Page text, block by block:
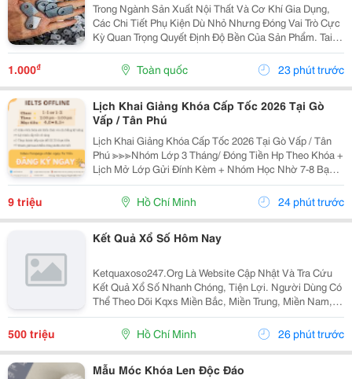
Trong Ngành Sản Xuất Nội Thất Và Cơ Khí Gia Dụng,
Các Chi Tiết Phụ Kiện Dù Nhỏ Nhưng Đóng Vai Trò Cực
Kỳ Quan Trọng Quyết Định Độ Bền Của Sản Phẩm. Tai
Bàn Sắt (Hay Còn Gọi Là Tai Sắt Cho Bàn Ghế, Vấu Bàn
Sắt, Tai Khóa, Tai Khóa Sắt ) Chính Là Một...
1.000₫ Toàn quốc 23 phút trước
Lịch Khai Giảng Khóa Cấp Tốc 2026 Tại Gò
Vấp / Tân Phú
Lịch Khai Giảng Khóa Cấp Tốc 2026 Tại Gò Vấp / Tân
Phú ≫≫≫Nhóm Lớp 3 Tháng/ Đóng Tiền Hp Theo Khóa +
Lịch Mở Lớp Gửi Đính Kèm + Nhóm Học Nhờ 7-8 Bạn/
Lớp + Giáo Trình Ielts Có Band Điểm Lộ Trình, Sách
Nước Ngoài Bám Sát + Chia Đều 4 Kỹ...
9 triệu Hồ Chí Minh 24 phút trước
Kết Quả Xổ Số Hôm Nay
Ketquaxoso247.Org Là Website Cập Nhật Và Tra Cứu
Kết Quả Xổ Số Nhanh Chóng, Tiện Lợi. Người Dùng Có
Thể Theo Dõi Kqxs Miền Bắc, Miền Trung, Miền Nam,
Vietlott Trực Tiếp Theo Từng Ngày Với Thông Tin Chi
Tiết, Dễ Dàng Tìm Kiếm Và Tra Cứu Trên Nhiều...
500 triệu Hồ Chí Minh 26 phút trước
Mẫu Móc Khóa Len Độc Đáo